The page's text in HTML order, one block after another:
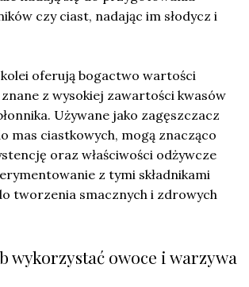
czy ciast, nadając im słodycz i
oferują bogactwo wartości
z wysokiej zawartości kwasów
Używane jako zagęszczacz
mas ciastkowych, mogą znacząco
oraz właściwości odżywcze
z tymi składnikami
tworzenia smacznych i zdrowych
wykorzystać owoce i warzywa